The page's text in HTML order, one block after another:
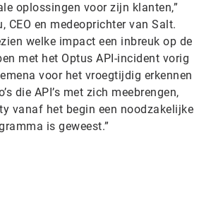
oplossingen voor zijn klanten,”
CEO en medeoprichter van Salt.
welke impact een inbreuk op de
met het Optus API-incident vorig
voor het vroegtijdig erkennen
die API’s met zich meebrengen,
vanaf het begin een noodzakelijke
is geweest.”